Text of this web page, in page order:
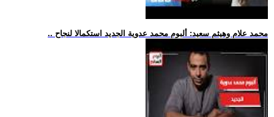
.. محمد علام وهيثم سعيد: ألبوم محمد عدوية الجديد استكمالا لنجاح